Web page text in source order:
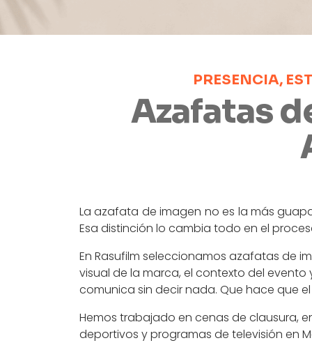
PRESENCIA,
Azafatas
La azafata de imagen no es la más
Esa distinción lo cambia todo en el
En Rasufilm seleccionamos azafatas de
visual de la marca, el contexto del
comunica sin decir nada. Que hace que
Hemos trabajado en cenas de clausura,
deportivos y programas de televisión en